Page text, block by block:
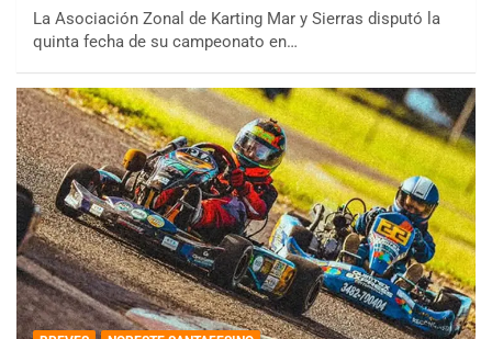
La Asociación Zonal de Karting Mar y Sierras disputó la
quinta fecha de su campeonato en…